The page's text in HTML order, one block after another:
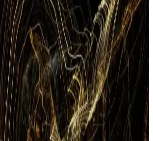
garanti sorgulama, teknik yardım ve ürün
sorunlarını hızlıca çözüyor.
Üzerinden Cihaz Sorgulama
İpuçları
cihaz bilgilerini güvenli ve kolayca
web sitesi, mobil uygulama ve müşteri
Güvenlik önlemlerine dikkat ederek
edinin.
Süresi Nasıl Öğrenilir ve Kontrol